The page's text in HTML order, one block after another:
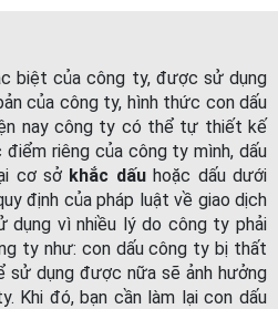
biệt của công ty, được sử dụng
của công ty, hình thức con dấu
nay công ty có thể tự thiết kế
riêng của công ty mình, dấu
cơ sở khắc dấuhoặc dấu dưới
định của pháp luật về giao dịch
dụng vì nhiều lý do công ty phải
ty như: con dấu công ty bị thất
sử dụng được nữa sẽ ảnh hưởng
Khi đó, bạn cần làm lại con dấu